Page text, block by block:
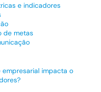
e indicadores
de metas
impacta o